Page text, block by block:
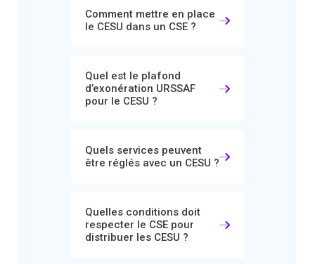
Comment mettre en place
le CESU dans un CSE ?
Quel est le plafond
d’exonération URSSAF
pour le CESU ?
Quels services peuvent
être réglés avec un CESU ?
Quelles conditions doit
respecter le CSE pour
distribuer les CESU ?